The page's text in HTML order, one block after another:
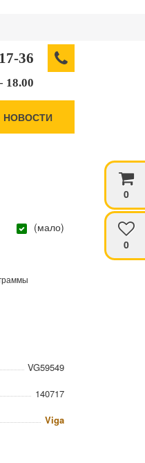
0
0
36
- 18.00
НОВОСТИ
(мало)
VG59549
140717
Viga